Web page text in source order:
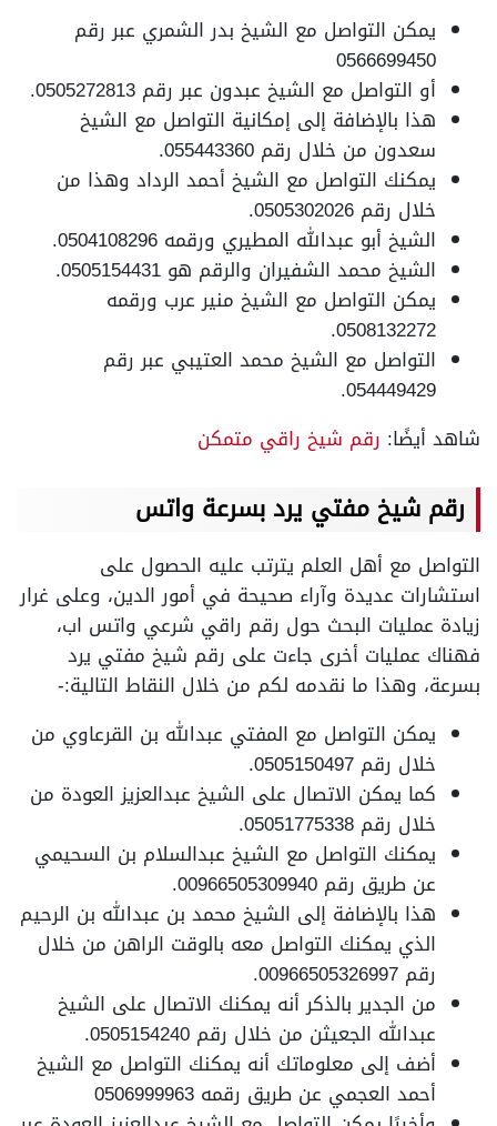
يمكن التواصل مع الشيخ بدر الشمري عبر رقم
0566699450
أو التواصل مع الشيخ عبدون عبر رقم 0505272813.
هذا بالإضافة إلى إمكانية التواصل مع الشيخ
سعدون من خلال رقم 055443360.
يمكنك التواصل مع الشيخ أحمد الرداد وهذا من
خلال رقم 0505302026.
الشيخ أبو عبدالله المطيري ورقمه 0504108296.
الشيخ محمد الشفيران والرقم هو 0505154431.
يمكن التواصل مع الشيخ منير عرب ورقمه
0508132272.
التواصل مع الشيخ محمد العتيبي عبر رقم
054449429.
شاهد أيضًا: رقم شيخ راقي متمكن
رقم شيخ مفتي يرد بسرعة واتس
التواصل مع أهل العلم يترتب عليه الحصول على
استشارات عديدة وآراء صحيحة في أمور الدين، وعلى غرار
زيادة عمليات البحث حول رقم راقي شرعي واتس اب،
فهناك عمليات أخرى جاءت على رقم شيخ مفتي يرد
بسرعة، وهذا ما نقدمه لكم من خلال النقاط التالية:-
يمكن التواصل مع المفتي عبدالله بن القرعاوي من
خلال رقم 0505150497.
كما يمكن الاتصال على الشيخ عبدالعزيز العودة من
خلال رقم 05051775338.
يمكنك التواصل مع الشيخ عبدالسلام بن السحيمي
عن طريق رقم 00966505309940.
هذا بالإضافة إلى الشيخ محمد بن عبدالله بن الرحيم
الذي يمكنك التواصل معه بالوقت الراهن من خلال
رقم 00966505326997.
من الجدير بالذكر أنه يمكنك الاتصال على الشيخ
عبدالله الجعيثن من خلال رقم 0505154240.
أضف إلى معلوماتك أنه يمكنك التواصل مع الشيخ
أحمد العجمي عن طريق رقمه 0506999963